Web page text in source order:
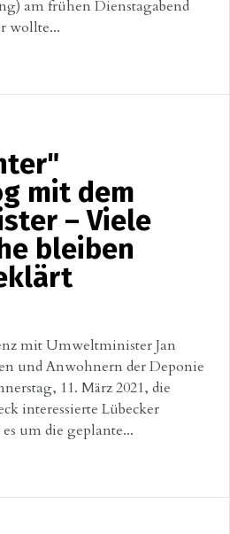
am frühen Dienstagabend
wollte...
mit dem
– Viele
bleiben
mit Umweltminister Jan
und Anwohnern der Deponie
11. März 2021, die
interessierte Lübecker
um die geplante...